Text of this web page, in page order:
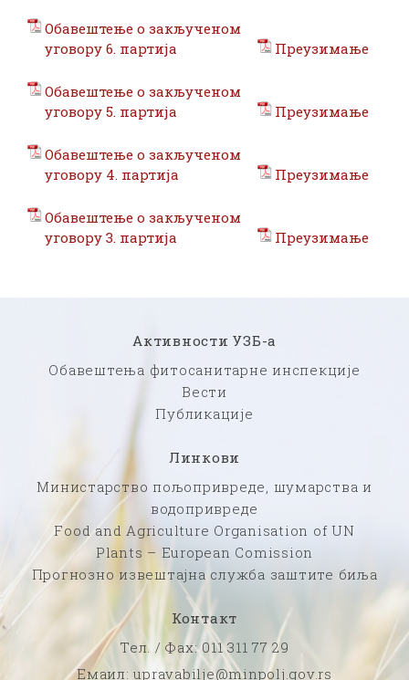
Oбавештење о закљученом
уговору 6. партија
Преузимање
Oбавештење о закљученом
уговору 5. партија
Преузимање
Oбавештење о закљученом
уговору 4. партија
Преузимање
Oбавештење о закљученом
уговору 3. партија
Преузимање
Активности УЗБ-а
Обавештења фитосанитарне инспекције
Вести
Публикације
Линкови
Министарство пољопривреде, шумарства и
водопривреде
Food and Agriculture Organisation of UN
Plants – European Comission
Прогнозно извештајна служба заштите биља
Контакт
Тел. / Фаx: 011 311 77 29
Емаил: upravabilje@minpolj.gov.rs